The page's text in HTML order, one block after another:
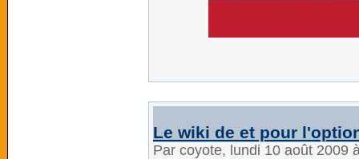
Le wiki de et pour
Par coyote, lundi 10 août 2009